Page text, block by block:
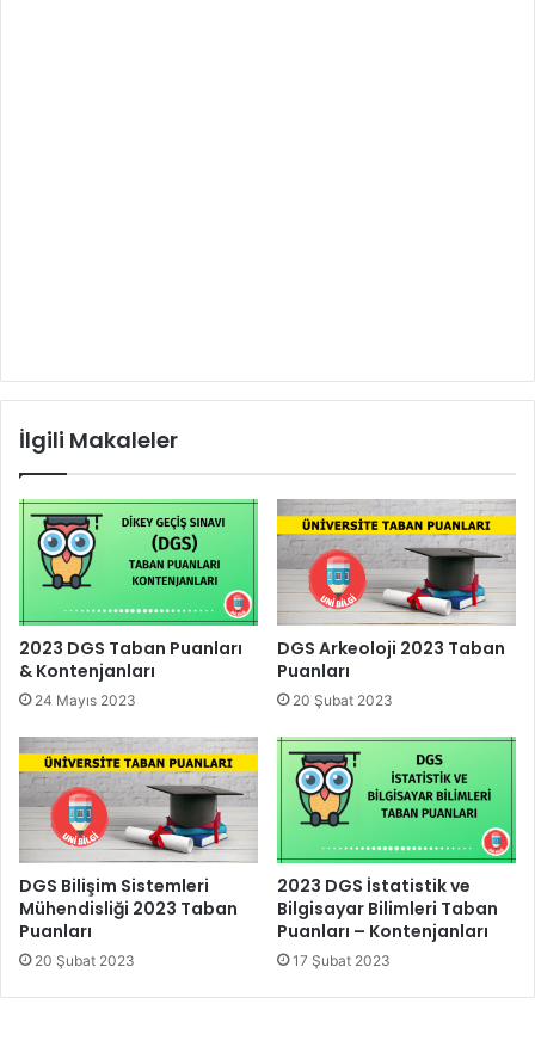
İlgili Makaleler
2023 DGS Taban Puanları
& Kontenjanları
24 Mayıs 2023
DGS Arkeoloji 2023 Taban
Puanları
20 Şubat 2023
DGS Bilişim Sistemleri
Mühendisliği 2023 Taban
Puanları
20 Şubat 2023
2023 DGS İstatistik ve
Bilgisayar Bilimleri Taban
Puanları – Kontenjanları
17 Şubat 2023